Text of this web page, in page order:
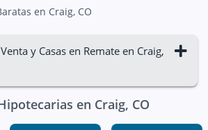
en Craig, CO
y Casas en Remate en Craig,
en Craig, CO